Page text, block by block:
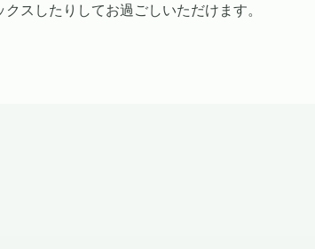
スしたりしてお過ごしいただけます。